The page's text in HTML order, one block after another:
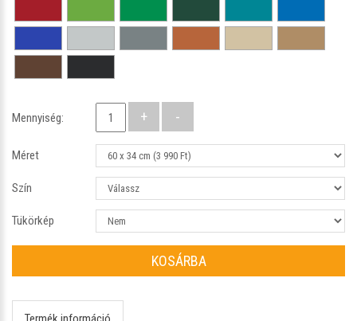
Mennyiség:
Méret
Szín
Tükörkép
KOSÁRBA